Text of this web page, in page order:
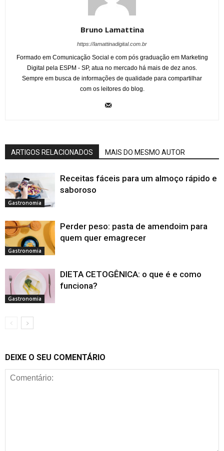
Bruno Lamattina
https://lamattinadigital.com.br
Formado em Comunicação Social e com pós graduação em Marketing
Digital pela ESPM - SP, atua no mercado há mais de dez anos.
Sempre em busca de informações de qualidade para compartilhar
com os leitores do blog.
ARTIGOS RELACIONADOS MAIS DO MESMO AUTOR
Gastronomia
Receitas fáceis para um almoço rápido e
saboroso
Gastronomia
Perder peso: pasta de amendoim para
quem quer emagrecer
Gastronomia
DIETA CETOGÊNICA: o que é e como
funciona?
DEIXE O SEU COMENTÁRIO